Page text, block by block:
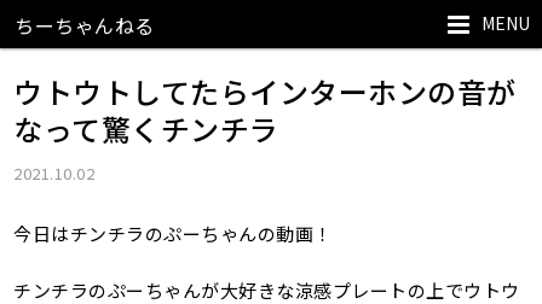
MENU
ちーちゃんねる
ウトウトしてたらインターホンの音が
なって驚くチンチラ
2021.10.02
今日はチンチラのぷーちゃんの動画！
チンチラのぷーちゃんが大好きな涼感プレートの上でウトウ